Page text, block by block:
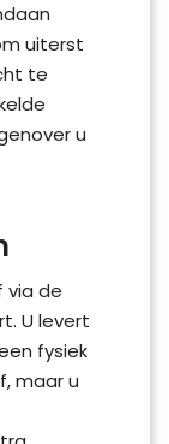
uiterst
te
u
via de
U levert
fysiek
maar u